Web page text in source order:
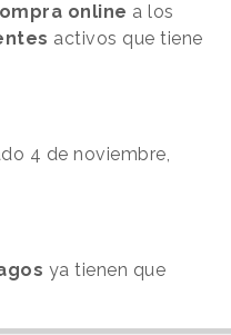
online a los
activos que tiene
4 de noviembre,
ya tienen que